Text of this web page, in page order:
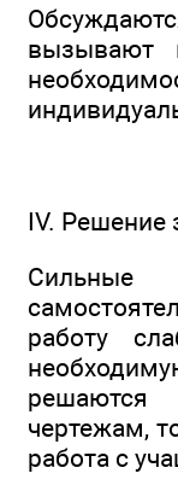
вызывают
IV. Решение
Сильные
работу
чертежам,
работа с